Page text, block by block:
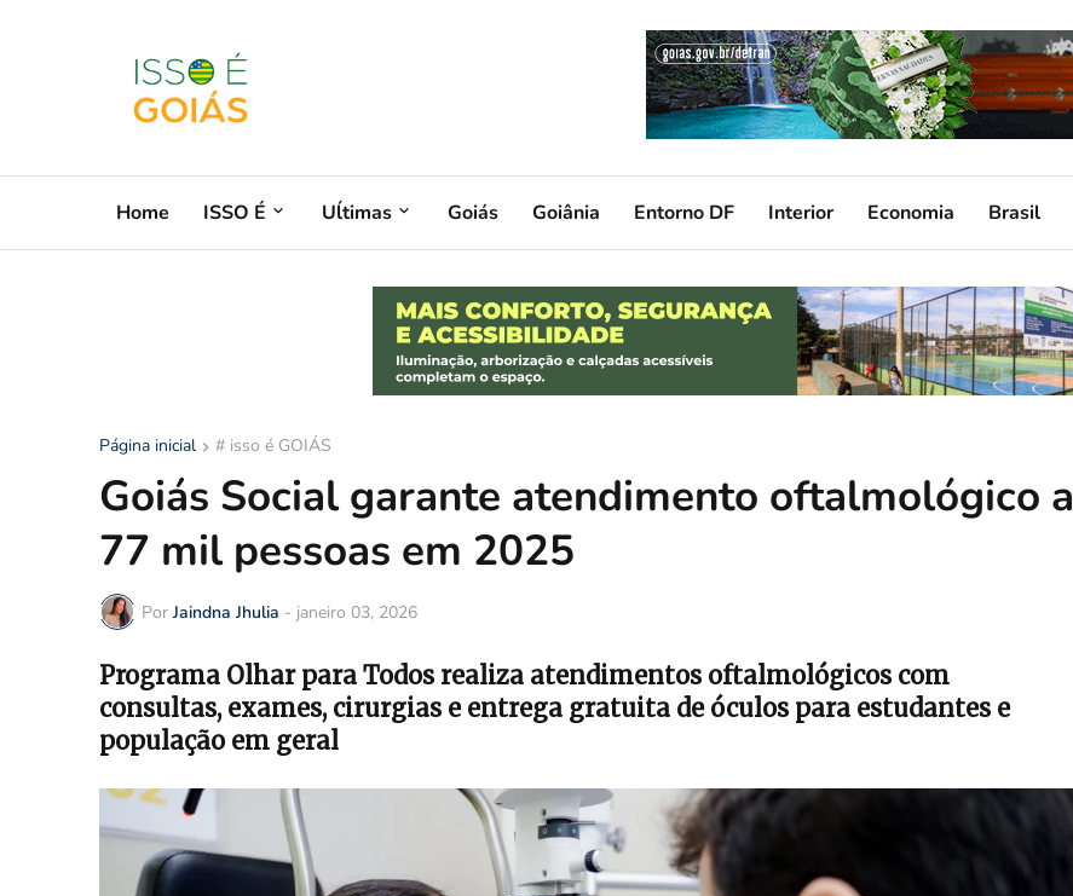
Home ISSO É Uĺtimas Goiás Goiânia Entorno DF Interior Economia Brasil
Página inicial # isso é GOIÁS
Goiás Social garante atendimento oftalmológico a
77 mil pessoas em 2025
Por Jaindna Jhulia - janeiro 03, 2026
Programa Olhar para Todos realiza atendimentos oftalmológicos com
consultas, exames, cirurgias e entrega gratuita de óculos para estudantes e
população em geral